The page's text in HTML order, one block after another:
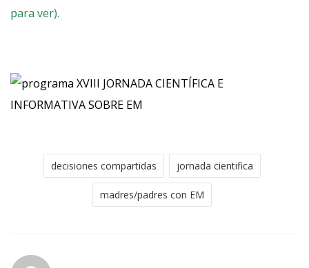
para ver).
decisiones compartidas jornada cientifica
madres/padres con EM